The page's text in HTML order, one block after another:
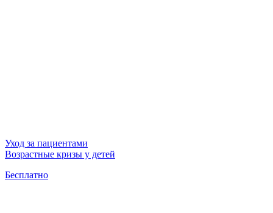
Уход за пациентами
Возрастные кризы у детей
Бесплатно